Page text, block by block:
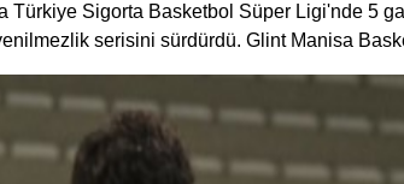
Türkiye Sigorta Basketbol Süper Ligi'nde 5
serisini sürdürdü. Glint Manisa